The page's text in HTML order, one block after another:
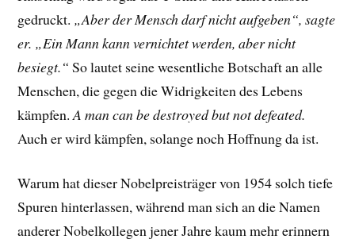
gedruckt. „Aber der Mensch darf nicht aufgeben“, sagte
er. „Ein Mann kann vernichtet werden, aber nicht
besiegt.“So lautet seine wesentliche Botschaft an alle
Menschen, die gegen die Widrigkeiten des Lebens
kämpfen. A man can be destroyed but not defeated.
Auch er wird kämpfen, solange noch Hoffnung da ist.
Warum hat dieser Nobelpreisträger von 1954 solch tiefe
Spuren hinterlassen, während man sich an die Namen
anderer Nobelkollegen jener Jahre kaum mehr erinnern